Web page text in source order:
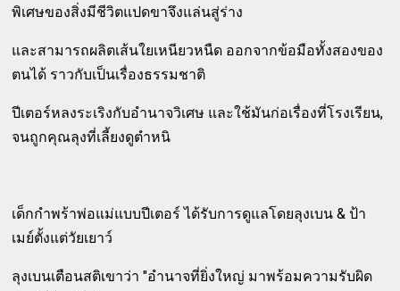
พิเศษของสิ่งมีชีวิตแปดขาจึงแล่นสู่ร่าง
และสามารถผลิตเส้นใยเหนียวหนืด ออกจากข้อมือทั้งสองของ
ตนได้ ราวกับเป็นเรื่องธรรมชาติ
ปีเตอร์หลงระเริงกับอำนาจวิเศษ และใช้มันก่อเรื่องที่โรงเรียน,
จนถูกคุณลุงที่เลี้ยงดูตำหนิ
เด็กกำพร้าพ่อแม่แบบปีเตอร์ ได้รับการดูแลโดยลุงเบน & ป้า
เมย์ตั้งแต่วัยเยาว์
ลุงเบนเตือนสติเขาว่า "อำนาจที่ยิ่งใหญ่ มาพร้อมความรับผิด